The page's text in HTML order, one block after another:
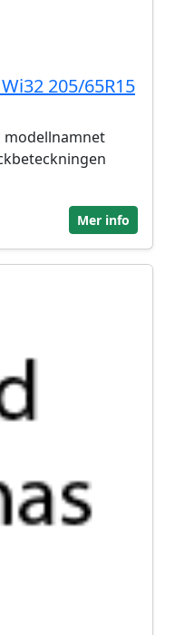
205/65R15
modellnamnet
Mer info